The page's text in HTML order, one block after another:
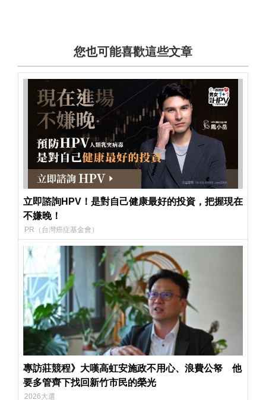
您也可能喜歡這些文章
立即諮詢HPV！是對自己健康最好的投資，把握現在
不嫌晚！
PR（台灣癌症基金會）
專訪莊競程》大嘆高虹安施政不用心、浪費公帑 他
要多管齊下找回新竹市民的榮光
2026大選